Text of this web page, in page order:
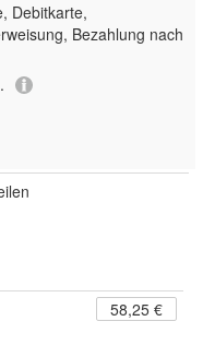
Debitkarte,
Bezahlung nach
58,25 €